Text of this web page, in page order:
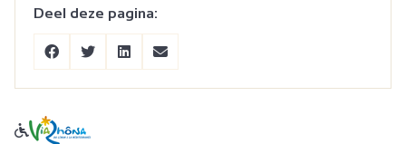
Deel deze pagina: